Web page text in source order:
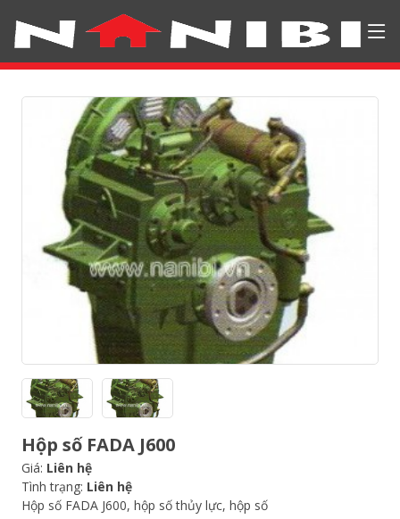
Hộp số FADA J600
Giá: Liên hệ
Tình trạng: Liên hệ
Hộp số FADA J600, hộp số thủy lực, hộp số